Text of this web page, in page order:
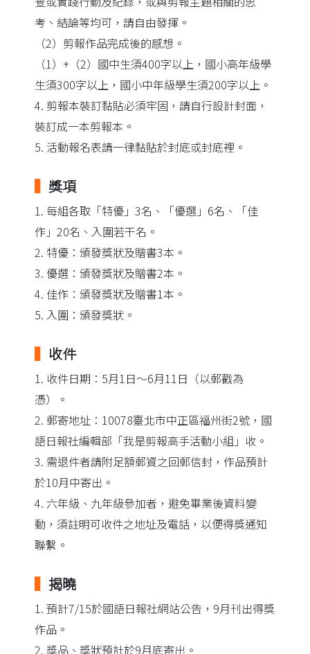
考、結論等均可，請自由發揮。
（2）剪報作品完成後的感想。
（1）+（2）國中生須400字以上，國小高年級學
生須300字以上，國小中年級學生須200字以上。
4. 剪報本裝訂黏貼必須牢固，請自行設計封面，
裝訂成一本剪報本。
5. 活動報名表請一律黏貼於封底或封底裡。
▍ 獎項
1. 每組各取「特優」3名、「優選」6名、「佳
作」20名、入圍若干名。
2. 特優：頒發獎狀及贈書3本。
3. 優選：頒發獎狀及贈書2本。
4. 佳作：頒發獎狀及贈書1本。
5. 入圍：頒發獎狀。
▍ 收件
1. 收件日期：5月1日～6月11日（以郵戳為
憑）。
2. 郵寄地址：10078臺北市中正區福州街2號，國
語日報社編輯部「我是剪報高手活動小組」收。
3. 需退件者請附足額郵資之回郵信封，作品預計
於10月中寄出。
4. 六年級、九年級參加者，避免畢業後資料變
動，須註明可收件之地址及電話，以便得獎通知
聯繫。
▍ 揭曉
1. 預計7/15於國語日報社網站公告，9月刊出得獎
作品。
2. 獎品、獎狀預計於9月底寄出。